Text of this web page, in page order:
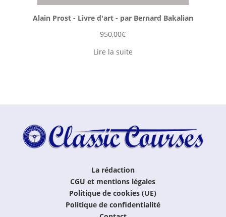
Alain Prost - Livre d'art - par Bernard Bakalian
950,00€
Lire la suite
La rédaction
CGU et mentions légales
Politique de cookies (UE)
Politique de confidentialité